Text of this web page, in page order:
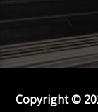
Copyright ©